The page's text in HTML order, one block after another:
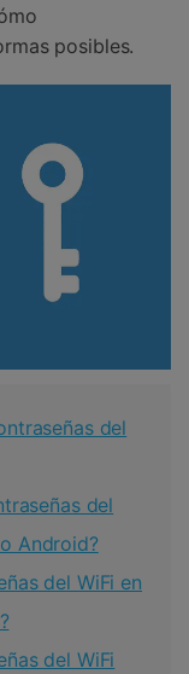
posibles.󠀲󠀩󠀥󠀦󠀨󠀣󠀡󠀡󠀳
del
del
Android?󠀲󠀩󠀥󠀦󠀨󠀣󠀡󠀤󠀳
del WiFi en
del WiFi